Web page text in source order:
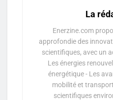
La
Enerzine.com
approfondie des
scientifiques, avec un
Les énergies
énergétique - Les
mobilité et
scientifiques